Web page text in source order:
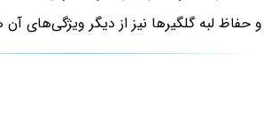
و حفاظ لبه گلگیرها نیز از دیگر ویژگی‌های